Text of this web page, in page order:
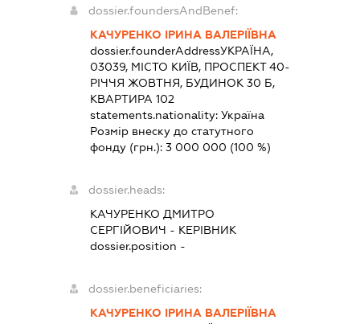
dossier.foundersAndBenef:
КАЧУРЕНКО ІРИНА ВАЛЕРІЇВНА
dossier.founderAddressУКРАЇНА,
03039, МІСТО КИЇВ, ПРОСПЕКТ 40-
РІЧЧЯ ЖОВТНЯ, БУДИНОК 30 Б,
КВАРТИРА 102
statements.nationality: Україна
Розмір внеску до статутного
фонду (грн.): 3 000 000 (100 %)
dossier.heads:
КАЧУРЕНКО ДМИТРО
СЕРГІЙОВИЧ - КЕРІВНИК
dossier.position -
dossier.beneficiaries:
КАЧУРЕНКО ІРИНА ВАЛЕРІЇВНА